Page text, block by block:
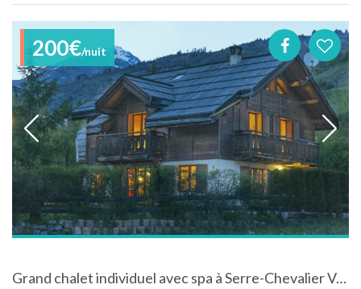
200€/nuit
Grand chalet individuel avec spa à Serre-Chevalier Vallée - Hautes-Alpes